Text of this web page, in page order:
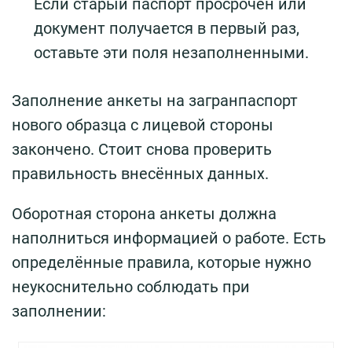
Если старый паспорт просрочен или
документ получается в первый раз,
оставьте эти поля незаполненными.
Заполнение анкеты на загранпаспорт
нового образца с лицевой стороны
закончено. Стоит снова проверить
правильность внесённых данных.
Оборотная сторона анкеты должна
наполниться информацией о работе. Есть
определённые правила, которые нужно
неукоснительно соблюдать при
заполнении: